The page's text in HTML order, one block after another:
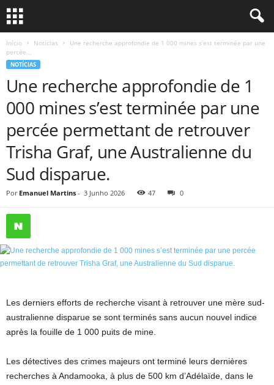
Início Notícias
Une recherche approfondie de 1 000 mines s’est terminée par une
percée...
NOTÍCIAS
Une recherche approfondie de 1
000 mines s’est terminée par une
percée permettant de retrouver
Trisha Graf, une Australienne du
Sud disparue.
Por Emanuel Martins - 3 Junho 2026 47 0
Les derniers efforts de recherche visant à retrouver une mère sud-
australienne disparue se sont terminés sans aucun nouvel indice
après la fouille de 1 000 puits de mine.
Les détectives des crimes majeurs ont terminé leurs dernières
recherches à Andamooka, à plus de 500 km d’Adélaïde, dans le